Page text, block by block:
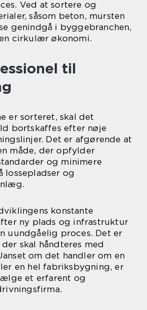
Ved at sortere og
såsom beton, mursten
genindgå i byggebranchen,
cirkulær økonomi.
til
er sorteret, skal det
bortskaffes efter nøje
Det er afgørende at
måde, der opfylder
og minimere
lossepladser og
konstante
ny plads og infrastruktur
uundgåelig proces. Det er
skal håndteres med
om det handler om en
en hel fabriksbygning, er
et erfarent og